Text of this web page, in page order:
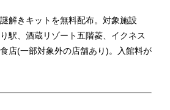
解きキットを無料配布。対象施設
駅、酒蔵リゾート五階菱、イクネス
店(一部対象外の店舗あり)。入館料が